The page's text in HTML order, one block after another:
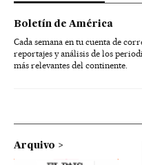
Boletín de América
Cada semana en tu cuenta de
reportajes y análisis de los
más relevantes del continente.
Arquivo